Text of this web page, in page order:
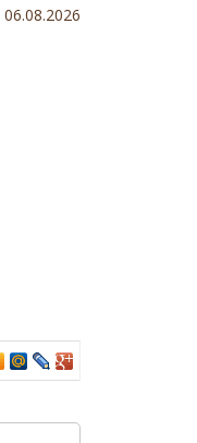
06.08.2026